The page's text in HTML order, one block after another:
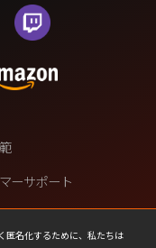
匿名化するために、私たちは
ーサポート
の販売や共有を許可し